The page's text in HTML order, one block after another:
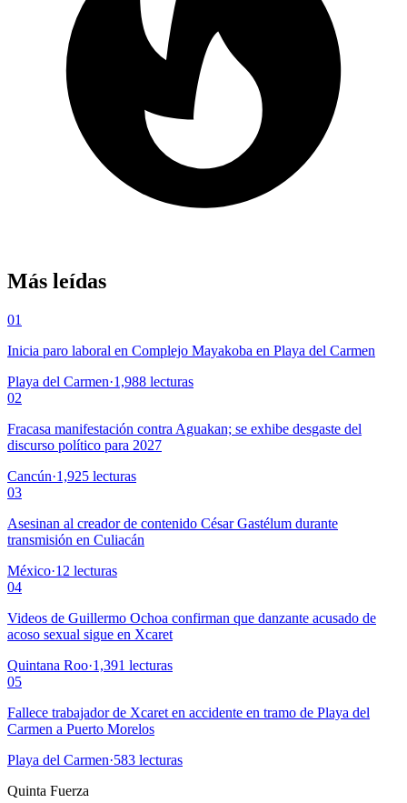
Más leídas
01
Inicia paro laboral en Complejo Mayakoba en Playa del Carmen
Playa del Carmen·1,988 lecturas
02
Fracasa manifestación contra Aguakan; se exhibe desgaste del
discurso político para 2027
Cancún·1,925 lecturas
03
Asesinan al creador de contenido César Gastélum durante
transmisión en Culiacán
México·12 lecturas
04
Videos de Guillermo Ochoa confirman que danzante acusado de
acoso sexual sigue en Xcaret
Quintana Roo·1,391 lecturas
05
Fallece trabajador de Xcaret en accidente en tramo de Playa del
Carmen a Puerto Morelos
Playa del Carmen·583 lecturas
Quinta Fuerza